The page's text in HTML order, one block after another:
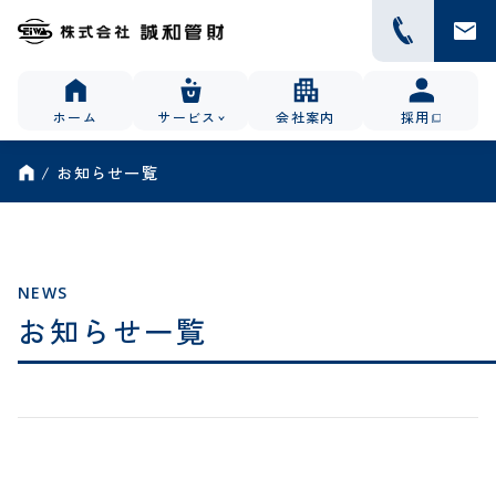
ホーム サービス 会社案内 採用
お知らせ一覧
NEWS
お知らせ一覧